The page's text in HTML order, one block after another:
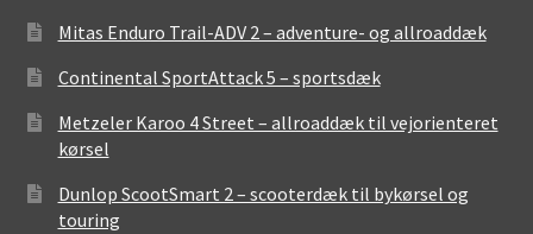
Mitas Enduro Trail-ADV 2 – adventure- og allroaddæk
Continental SportAttack 5 – sportsdæk
Metzeler Karoo 4 Street – allroaddæk til vejorienteret
kørsel
Dunlop ScootSmart 2 – scooterdæk til bykørsel og
touring